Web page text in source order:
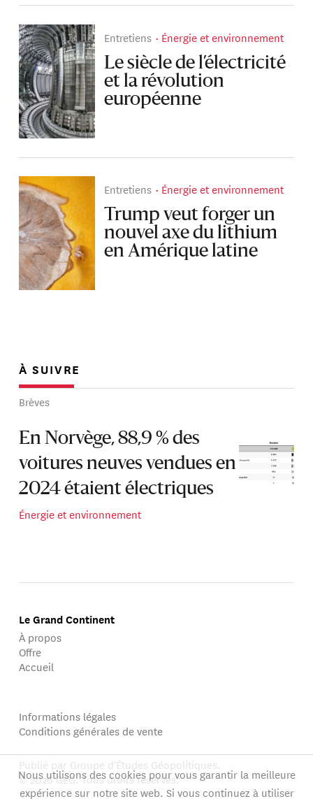
Entretiens Énergie et environnement
Le siècle de l’électricité
et la révolution
européenne
Entretiens Énergie et environnement
Trump veut forger un
nouvel axe du lithium
en Amérique latine
À SUIVRE
Brèves
En Norvège, 88,9 % des
voitures neuves vendues en
2024 étaient électriques
Énergie et environnement
Le Grand Continent
À propos
Offre
Accueil
Informations légales
Conditions générales de vente
Publié par Groupe d'Études Géopolitiques.
© 2026 GEG. Tous droits réservés.
Nous utilisons des cookies pour vous garantir la meilleure
expérience sur notre site web. Si vous continuez à utiliser